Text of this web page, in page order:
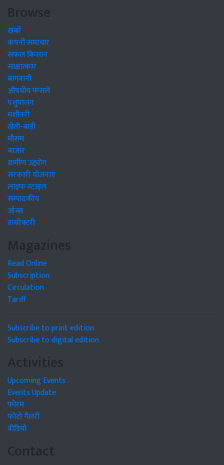
Browse
खबरें
कंपनी समाचार
सफल किसान
साक्षात्कार
बागवानी
औषधीय फसलें
पशुपालन
मशीनरी
खेती-बाड़ी
मौसम
बाजार
ग्रामीण उद्द्योग
सरकारी योजनाएं
लाइफ स्टाइल
सम्पादकीय
जॉब्स
डायरेक्टरी
Magazines
Read Online
Subscription
Circulation
Tariff
Subscribe to print edition
Subscribe to digital edition
Activities
Upcoming Events
Events Update
फोरम
फोटो गैलरी
वीडियो
Contact